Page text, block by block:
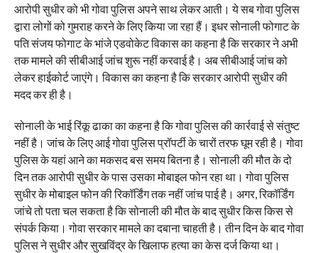
आरोपी सुधीर को भी गोवा पुलिस अपने साथ लेकर आती। ये सब गोवा पुलिस
द्वारा लोगों को गुमराह करने के लिए किया जा रहा हैं। इधर सोनाली फोगाट के
पति संजय फोगाट के भांजे एडवोकेट विकास का कहना है कि सरकार ने अभी
तक मामले की सीबीआई जांच शुरू नहीं करवाई है। अब सीबीआई जांच को
लेकर हाईकोर्ट जाएंगे। विकास का कहना है कि सरकार आरोपी सुधीर की
मदद कर ही है।
सोनाली के भाई रिंकू ढाका का कहना है कि गोवा पुलिस की कार्रवाई से संतुष्ट
नहीं है। जांच के लिए आई गोवा पुलिस प्रॉपर्टी के चारों तरफ घूम रही है। गोवा
पुलिस के यहां आने का मकसद बस समय बितना है। सोनाली की मौत के दो
दिन तक आरोपी सुधीर के पास उसका मोबाइल फोन रहा था। गोवा पुलिस
सुधीर के मोबाइल फोन की रिकॉर्डिंग तक नहीं जांच पाई है। अगर, रिकॉर्डिंग
जांचे तो पता चल सकता है कि सोनाली की मौत के बाद सुधीर किस किस से
संपर्क किया। गोवा सरकार मामले का दबाना चाहती है। तीन दिन के बाद गोवा
पुलिस ने सुधीर और सुखविंद्र के खिलाफ हत्या का केस दर्ज किया था।